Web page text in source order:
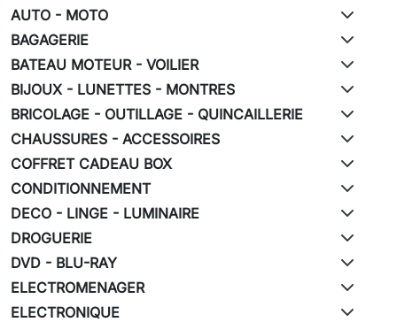
AUTO - MOTO
BAGAGERIE
BATEAU MOTEUR - VOILIER
BIJOUX - LUNETTES - MONTRES
BRICOLAGE - OUTILLAGE - QUINCAILLERIE
CHAUSSURES - ACCESSOIRES
COFFRET CADEAU BOX
CONDITIONNEMENT
DECO - LINGE - LUMINAIRE
DROGUERIE
DVD - BLU-RAY
ELECTROMENAGER
ELECTRONIQUE